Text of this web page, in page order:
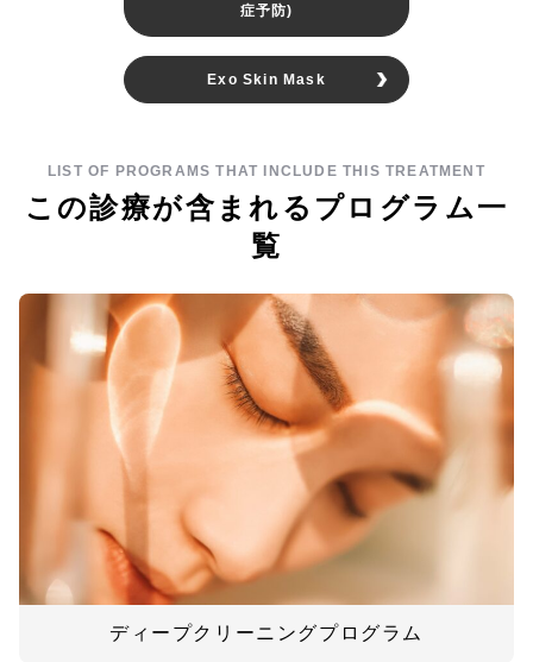
症予防)
Exo Skin Mask
LIST OF PROGRAMS THAT INCLUDE THIS TREATMENT
この診療が含まれるプログラム一
覧
ディープクリーニングプログラム